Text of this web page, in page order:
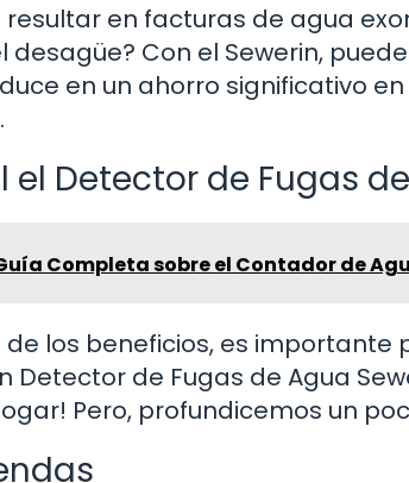
en facturas de agua
desagüe? Con el Sewerin,
en un ahorro significativo
el Detector de Fugas
Completa sobre el Contador de
los beneficios, es importante
de Fugas de Agua
Pero, profundicemos un